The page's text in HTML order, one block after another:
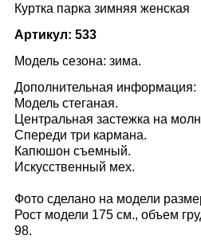
Куртка парка зимняя женская
Артикул: 533
Модель сезона: зима.
Дополнительная информация:
Модель стеганая.
Центральная застежка на
Спереди три кармана.
Капюшон съемный.
Искусственный мех.
Фото сделано на модели
Рост модели 175 см., объем
98.